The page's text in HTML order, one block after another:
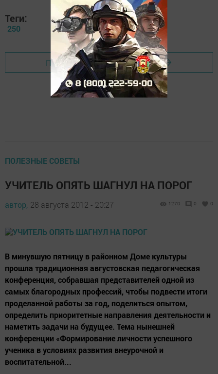
Теги:
250
Перейти на страницу новости
ПОЛЕЗНЫЕ СОВЕТЫ
УЧИТЕЛЬ ОПЯТЬ ШАГНУЛ НА ПОРОГ
автор, 28 августа 2012 - 20:27 1270 0 0
В минувшую пятницу в районном Доме культуры
прошла традиционная августовская педагогическая
конференция, собравшая представителей одной из
самых благородных профессий, чтобы подвести итоги
проделанной работы за год, поделиться опытом,
определить приоритетные направления деятельности и
наметить задачи на будущее. Тема нынешней
конференции «Формирование личности успешного
ученика в условиях развития внеурочной и
воспитательной...